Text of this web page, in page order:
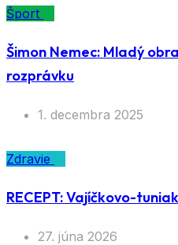
Šport
Šimon Nemec: Mladý
rozprávku
1. decembra 2025
Zdravie
RECEPT: Vajíčkovo-
27. júna 2026